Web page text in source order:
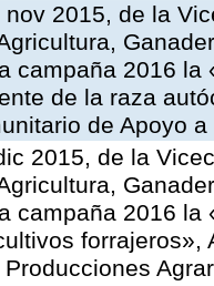
2015, de la
campaña 2016
de la raza
de Apoyo
2015, de la
campaña 2016 la
forrajeros»,